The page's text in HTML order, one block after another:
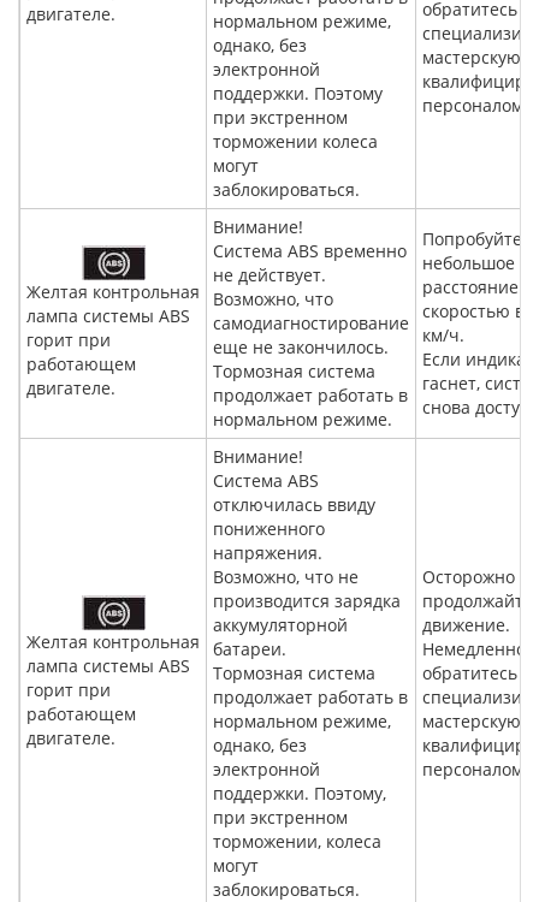
двигателе.
нормальном режиме,
однако, без
электронной
поддержки. Поэтому
при экстренном
торможении колеса
могут
заблокироваться.
обратитесь в
мастерскую с
персоналом.
Желтая контрольная
лампа системы ABS
горит при
работающем
двигателе.
Внимание!
Система ABS временно
не действует.
Возможно, что
самодиагностирование
еще не закончилось.
Тормозная система
продолжает работать в
нормальном режиме.
Попробуйте
небольшое
расстояние
скоростью
км/ч.
Если
гаснет,
снова
Желтая контрольная
лампа системы ABS
горит при
работающем
двигателе.
Внимание!
Система ABS
отключилась ввиду
пониженного
напряжения.
Возможно, что не
производится зарядка
аккумуляторной
батареи.
Тормозная система
продолжает работать в
нормальном режиме,
однако, без
электронной
поддержки. Поэтому,
при экстренном
торможении, колеса
могут
заблокироваться.
Осторожно
продолжайте
движение.
Немедленно
обратитесь в
мастерскую с
персоналом.